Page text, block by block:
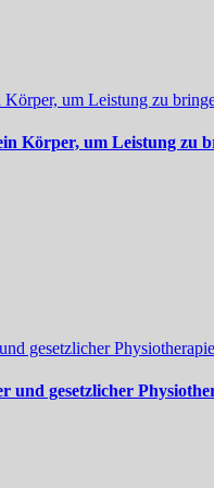
um Leistung zu
Körper, um Leistung zu
gesetzlicher Physiotherapie
und gesetzlicher